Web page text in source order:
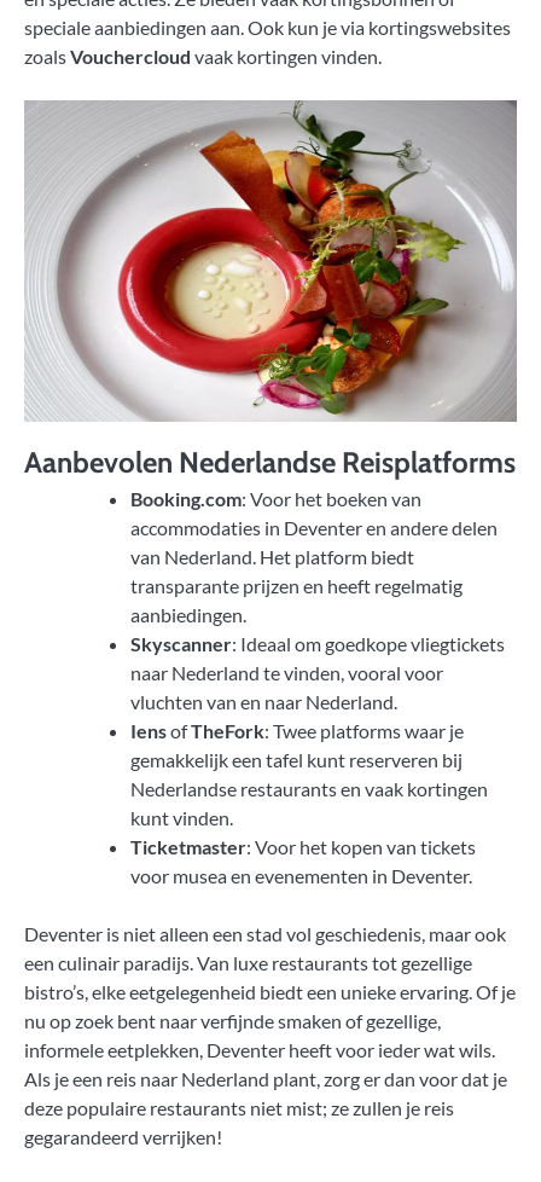
speciale aanbiedingen aan. Ook kun je via kortingswebsites
zoalsVouchercloud vaak kortingen vinden.
Aanbevolen Nederlandse Reisplatforms
Booking.com: Voor het boeken van
accommodaties in Deventer en andere delen
van Nederland. Het platform biedt
transparante prijzen en heeft regelmatig
aanbiedingen.
Skyscanner: Ideaal om goedkope vliegtickets
naar Nederland te vinden, vooral voor
vluchten van en naar Nederland.
IensofTheFork: Twee platforms waar je
gemakkelijk een tafel kunt reserveren bij
Nederlandse restaurants en vaak kortingen
kunt vinden.
Ticketmaster: Voor het kopen van tickets
voor musea en evenementen in Deventer.
Deventer is niet alleen een stad vol geschiedenis, maar ook
een culinair paradijs. Van luxe restaurants tot gezellige
bistro’s, elke eetgelegenheid biedt een unieke ervaring. Of je
nu op zoek bent naar verfijnde smaken of gezellige,
informele eetplekken, Deventer heeft voor ieder wat wils.
Als je een reis naar Nederland plant, zorg er dan voor dat je
deze populaire restaurants niet mist; ze zullen je reis
gegarandeerd verrijken!